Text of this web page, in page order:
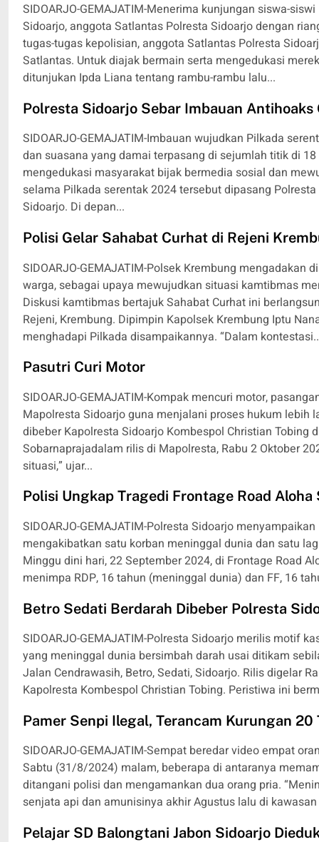
SIDOARJO-GEMAJATIM-Menerima kunjungan siswa-
Sidoarjo, anggota Satlantas Polresta Sidoarjo dengan
tugas-tugas kepolisian, anggota Satlantas Polresta
Satlantas. Untuk diajak bermain serta mengedukasi
ditunjukan Ipda Liana tentang rambu-rambu lalu...
Polresta Sidoarjo Sebar Imbauan Antihoaks
SIDOARJO-GEMAJATIM-Imbauan wujudkan Pilkada
dan suasana yang damai terpasang di sejumlah titik di
mengedukasi masyarakat bijak bermedia sosial dan
selama Pilkada serentak 2024 tersebut dipasang
Sidoarjo. Di depan...
Polisi Gelar Sahabat Curhat di Rejeni
SIDOARJO-GEMAJATIM-Polsek Krembung
warga, sebagai upaya mewujudkan situasi kamtibmas
Diskusi kamtibmas bertajuk Sahabat Curhat ini
Rejeni, Krembung. Dipimpin Kapolsek Krembung Iptu
menghadapi Pilkada disampaikannya. “Dalam
Pasutri Curi Motor
SIDOARJO-GEMAJATIM-Kompak mencuri motor,
Mapolresta Sidoarjo guna menjalani proses hukum lebih
dibeber Kapolresta Sidoarjo Kombespol Christian
Sobarnaprajadalam rilis di Mapolresta, Rabu 2 Oktober
situasi,” ujar...
Polisi Ungkap Tragedi Frontage Road
SIDOARJO-GEMAJATIM-Polresta Sidoarjo
mengakibatkan satu korban meninggal dunia dan satu
Minggu dini hari, 22 September 2024, di Frontage Road
menimpa RDP, 16 tahun (meninggal dunia) dan FF, 16
Betro Sedati Berdarah Dibeber Polresta
SIDOARJO-GEMAJATIM-Polresta Sidoarjo merilis motif
yang meninggal dunia bersimbah darah usai ditikam
Jalan Cendrawasih, Betro, Sedati, Sidoarjo. Rilis digelar
Kapolresta Kombespol Christian Tobing. Peristiwa ini
Pamer Senpi Ilegal, Terancam Kurungan 20
SIDOARJO-GEMAJATIM-Sempat beredar video empat
Sabtu (31/8/2024) malam, beberapa di antaranya
ditangani polisi dan mengamankan dua orang pria.
senjata api dan amunisinya akhir Agustus lalu di kawasan
Pelajar SD Balongtani Jabon Sidoarjo